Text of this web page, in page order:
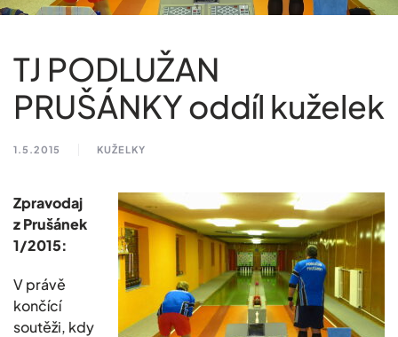
TJ PODLUŽAN
PRUŠÁNKY oddíl kuželek
1.5.2015 KUŽELKY
Zpravodaj
z Prušánek
1/2015:
V právě
končící
soutěži, kdy